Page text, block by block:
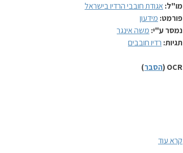
מו"ל: אגודת חובבי הרדיו בישראל
פורמט: מידעון
נמסר ע"י: משה אינגר
תגיות: רדיו חובבים
OCR ( הסבר)
קרא עוד